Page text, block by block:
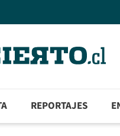
REPORTAJES